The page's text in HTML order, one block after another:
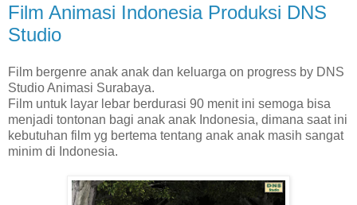
Film Animasi Indonesia Produksi DNS
Studio
Film bergenre anak anak dan keluarga on progress by DNS
Studio Animasi Surabaya.
Film untuk layar lebar berdurasi 90 menit ini semoga bisa
menjadi tontonan bagi anak anak Indonesia, dimana saat ini
kebutuhan film yg bertema tentang anak anak masih sangat
minim di Indonesia.